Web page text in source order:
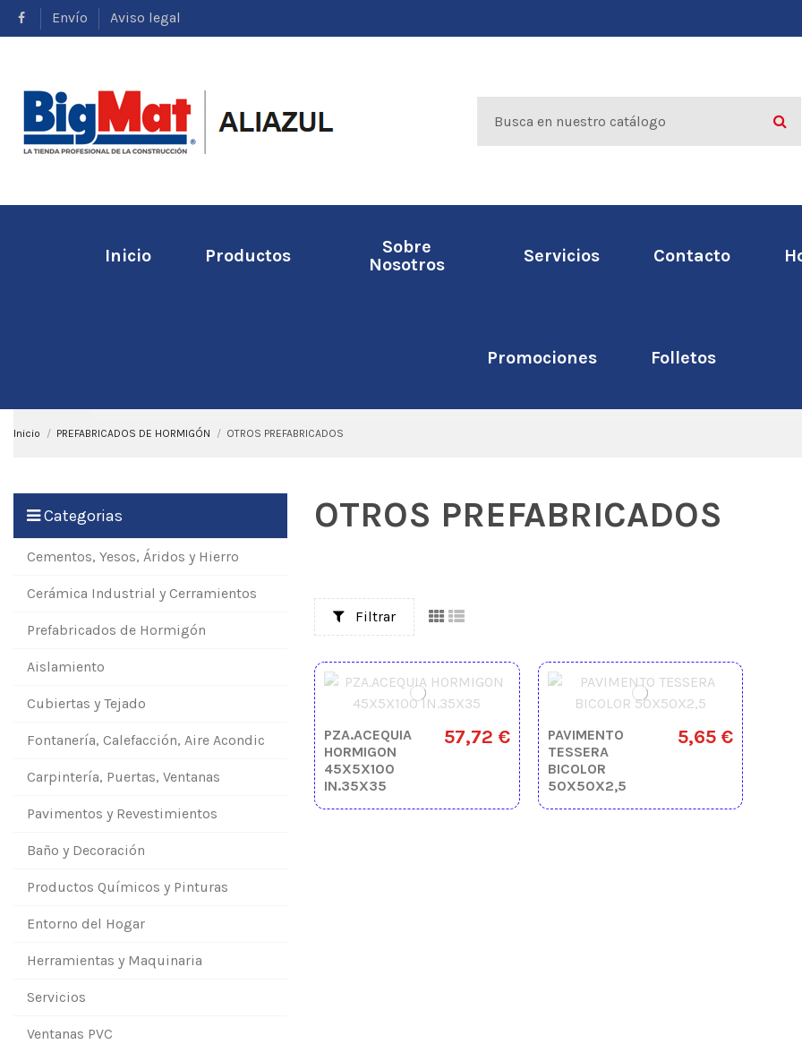
Envío Aviso legal
Inicio Productos
Sobre
Nosotros
Servicios Contacto
Promociones Folletos
Inicio PREFABRICADOS DE HORMIGÓN OTROS PREFABRICADOS
OTROS PREFABRICADOS
Filtrar
PZA.ACEQUIA
HORMIGON
45X5X100
IN.35X35
57,72 €
PAVIMENTO
TESSERA
BICOLOR
50X50X2,5
5,65 €
Categorias
Cementos, Yesos, Áridos y Hierro
Cerámica Industrial y Cerramientos
Prefabricados de Hormigón
Aislamiento
Cubiertas y Tejado
Fontanería, Calefacción, Aire Acondic
Carpintería, Puertas, Ventanas
Pavimentos y Revestimientos
Baño y Decoración
Productos Químicos y Pinturas
Entorno del Hogar
Herramientas y Maquinaria
Servicios
Ventanas PVC